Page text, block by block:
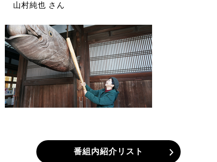
山村純也 さん
番組内紹介リスト